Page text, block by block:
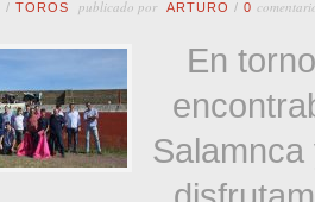
/ TOROS publicado por ARTURO / 0
En